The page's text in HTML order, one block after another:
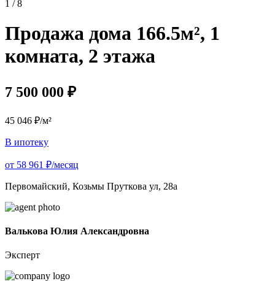
1 / 8
Продажа дома 166.5м², 1
комната, 2 этажа
7 500 000 ₽
45 046 ₽/м²
В ипотеку
от 58 961 ₽/месяц
Первомайский, Козьмы Пруткова ул, 28а
Валькова Юлия Александровна
Эксперт